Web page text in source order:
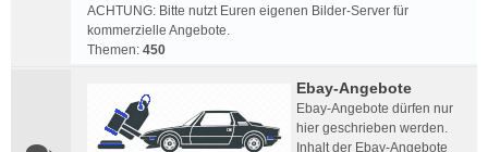
ACHTUNG: Bitte nutzt Euren eigenen Bilder-Server für
kommerzielle Angebote.
Themen: 450
Ebay-Angebote
Ebay-Angebote dürfen nur
hier geschrieben werden.
Inhalt der Ebay-Angebote